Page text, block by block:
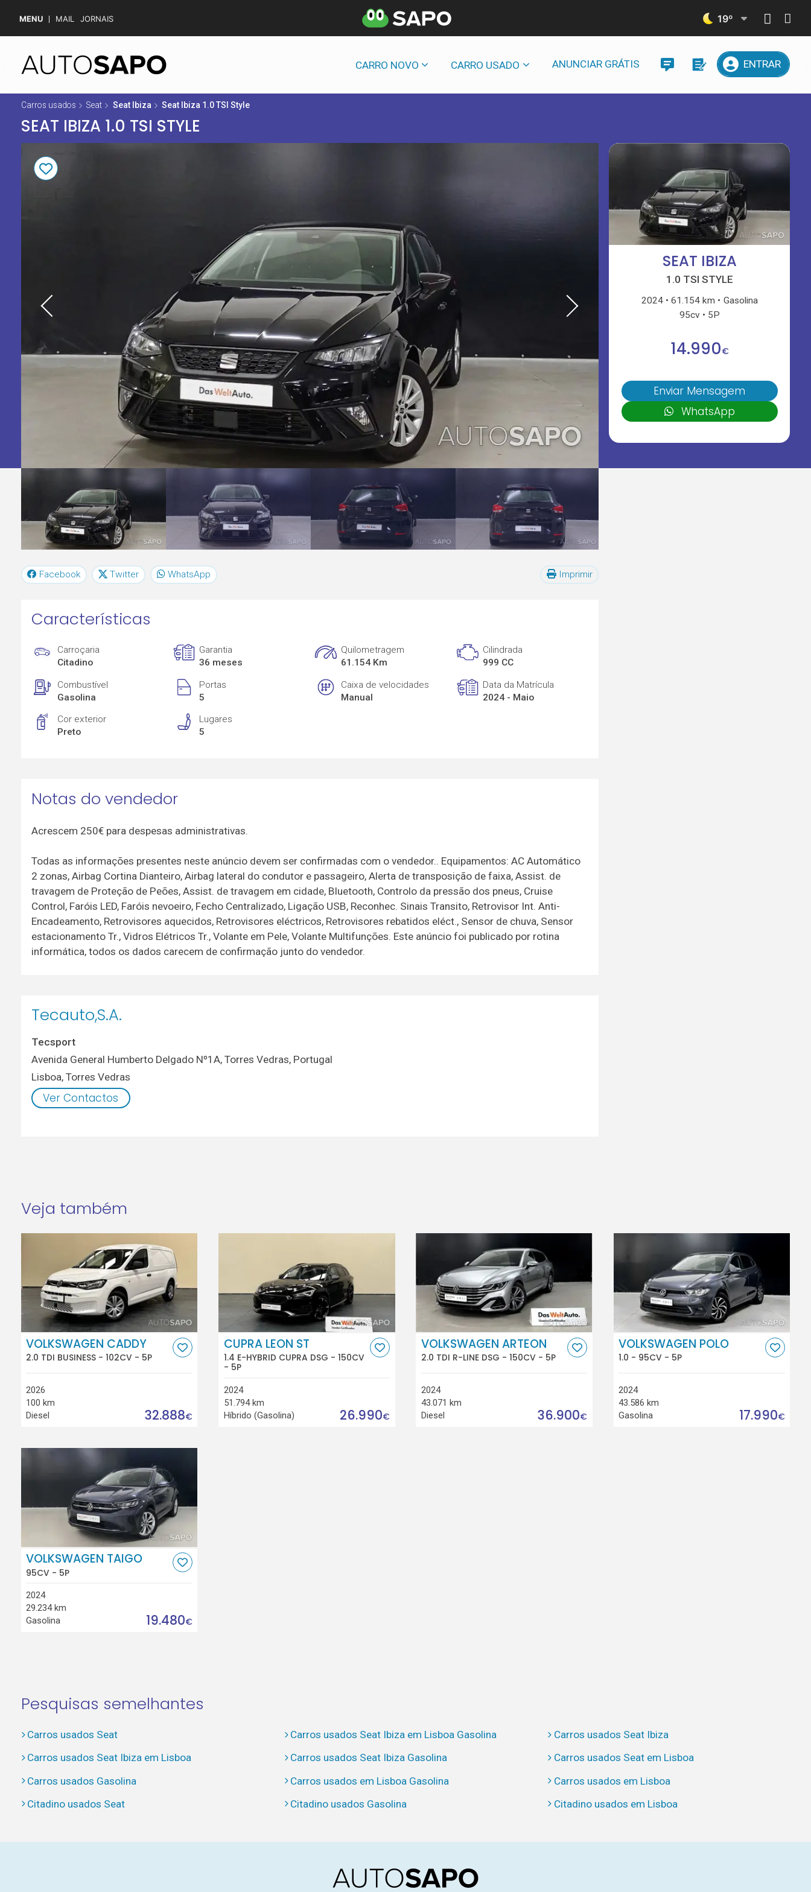
MENU MAIL JORNAIS 19º
CARRO NOVO CARRO USADO ANUNCIAR GRÁTIS ENTRAR
Carros usados Seat Seat Ibiza Seat Ibiza 1.0 TSI Style
SEAT IBIZA 1.0 TSI STYLE
SEAT IBIZA
1.0 TSI STYLE
2024 61.154 km
Gasolina
95cv
5P
14.990€
Enviar Mensagem
WhatsApp
Facebook Twitter WhatsApp Imprimir
Características
Carroçaria
Citadino
Garantia
36 meses
Quilometragem
61.154 Km
Cilindrada
999 CC
Combustível
Gasolina
Portas
5
Caixa de velocidades
Manual
Data da Matrícula
2024 - Maio
Cor exterior
Preto
Lugares
5
Notas do vendedor
Acrescem 250€ para despesas administrativas.
Todas as informações presentes neste anúncio devem ser confirmadas com o vendedor.. Equipamentos: AC Automático
2 zonas, Airbag Cortina Dianteiro, Airbag lateral do condutor e passageiro, Alerta de transposição de faixa, Assist. de
travagem de Proteção de Peões, Assist. de travagem em cidade, Bluetooth, Controlo da pressão dos pneus, Cruise
Control, Faróis LED, Faróis nevoeiro, Fecho Centralizado, Ligação USB, Reconhec. Sinais Transito, Retrovisor Int. Anti-
Encadeamento, Retrovisores aquecidos, Retrovisores eléctricos, Retrovisores rebatidos eléct., Sensor de chuva, Sensor
estacionamento Tr., Vidros Elétricos Tr., Volante em Pele, Volante Multifunções. Este anúncio foi publicado por rotina
informática, todos os dados carecem de confirmação junto do vendedor.
Tecauto,S.A.
Tecsport
Avenida General Humberto Delgado Nº1A, Torres Vedras, Portugal
Lisboa, Torres Vedras
Ver Contactos
Veja também
VOLKSWAGEN CADDY
2.0 TDI BUSINESS - 102CV - 5P
2026
100 km
Diesel
32.888€
CUPRA LEON ST
1.4 E-HYBRID CUPRA DSG - 150CV
- 5P
2024
51.794 km
Híbrido (Gasolina)
26.990€
VOLKSWAGEN ARTEON
2.0 TDI R-LINE DSG - 150CV - 5P
2024
43.071 km
Diesel
36.900€
VOLKSWAGEN POLO
1.0 - 95CV - 5P
2024
43.586 km
Gasolina
17.990€
VOLKSWAGEN TAIGO
95CV - 5P
2024
29.234 km
Gasolina
19.480€
Pesquisas semelhantes
Carros usados Seat Carros usados Seat Ibiza em Lisboa Gasolina
Carros usados Seat Ibiza
Carros usados Seat Ibiza em Lisboa
Carros usados Seat Ibiza Gasolina
Carros usados Seat em Lisboa
Carros usados Gasolina
Carros usados em Lisboa Gasolina
Carros usados em Lisboa
Citadino usados Seat
Citadino usados Gasolina Citadino usados em Lisboa